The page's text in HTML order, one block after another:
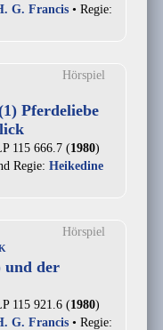
G. Francis• Regie:
Hörspiel
Pferdeliebe
115 666.7 (1980)
Regie: Heikedine
Hörspiel
und der
115 921.6 (1980)
G. Francis• Regie: